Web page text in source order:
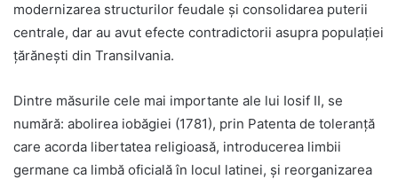
modernizarea structurilor feudale și consolidarea puterii
centrale, dar au avut efecte contradictorii asupra populației
țărănești din Transilvania.
Dintre măsurile cele mai importante ale lui Iosif II, se
numără: abolirea iobăgiei (1781), prin Patenta de toleranță
care acorda libertatea religioasă, introducerea limbii
germane ca limbă oficială în locul latinei, și reorganizarea